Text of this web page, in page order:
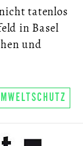
tatenlos
in Basel
und